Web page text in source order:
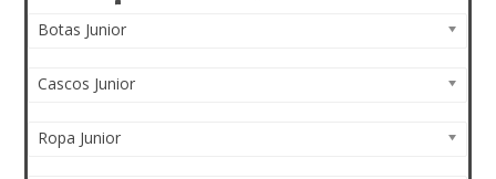
Botas Junior
Cascos Junior
Ropa Junior